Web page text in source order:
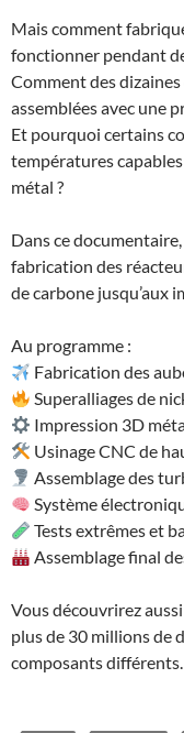
Mais comment
fonctionner pendant
Comment des
assemblées avec une
Et pourquoi certains
températures
métal ?
Dans ce
fabrication des
de carbone jusqu’aux
Au programme :
Fabrication des
Superalliages de
Impression 3D
Usinage CNC de
Assemblage des
Système
Tests extrêmes et
Assemblage final
Vous découvrirez
plus de 30 millions de
composants différents.